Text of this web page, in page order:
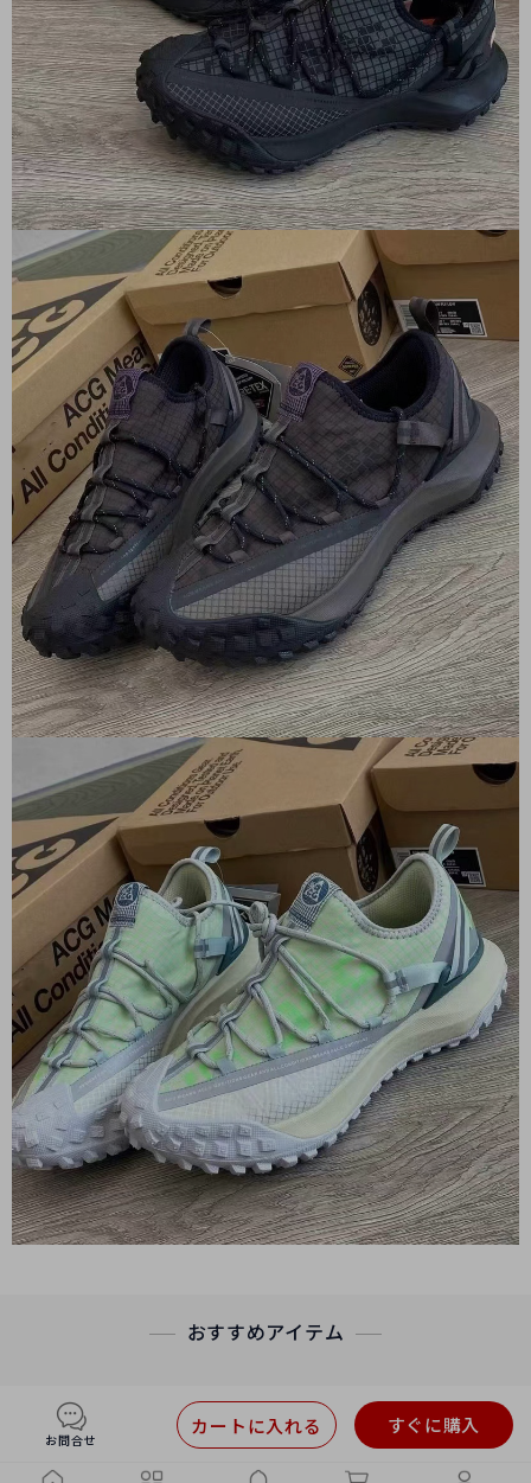
おすすめアイテム
お問合せ
すぐに購入
カートに入れる